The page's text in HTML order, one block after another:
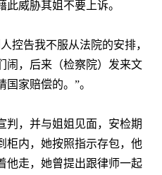
威胁其姐不要上诉。
控告我不服从法院的安排，
闹，后来（检察院）发来文
家赔偿的。”。
判，并与姐姐见面，安检期
柜内，她按照指示存包，他
他走，她曾提出跟律师一起